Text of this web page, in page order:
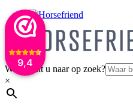
9,4
Waar bent u naar op zoek?
×